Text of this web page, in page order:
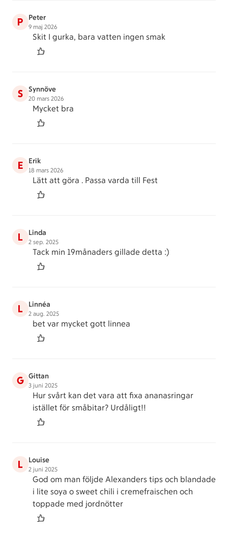
P Peter
9 maj 2026
Skit I gurka, bara vatten ingen smak
S Synnöve
20 mars 2026
Mycket bra
E Erik
18 mars 2026
Lätt att göra . Passa varda till Fest
L Linda
2 sep. 2025
Tack min 19månaders gillade detta :)
L Linnéa
2 aug. 2025
bet var mycket gott linnea
G Gittan
3 juni 2025
Hur svårt kan det vara att fixa ananasringar
istället för småbitar? Urdåligt!!
L Louise
2 juni 2025
God om man följde Alexanders tips och blandade
i lite soya o sweet chili i cremefraischen och
toppade med jordnötter